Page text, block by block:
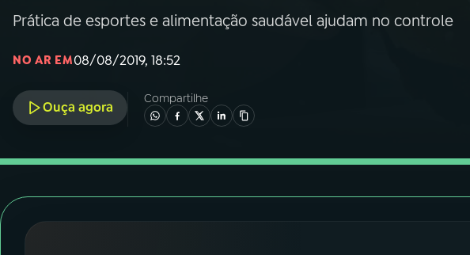
PODCASTS
Prática de esportes e alimentação saudável ajudam no controle
NO AR EM08/08/2019, 18:52
Ouça agora
Compartilhe